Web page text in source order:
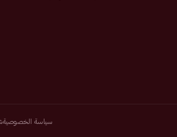
سياسة الخصوصية